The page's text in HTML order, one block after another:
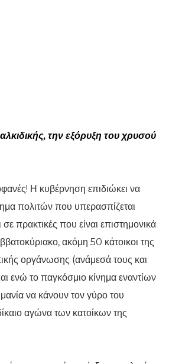
την εξόρυξη του χρυσού
Η κυβέρνηση επιδιώκει να
πολιτών που υπερασπίζεται
πρακτικές που είναι επιστημονικά
ακόμη 50 κάτοικοι της
οργάνωσης (ανάμεσά τους και
ενώ το παγκόσμιο κίνημα εναντίων
να κάνουν τον γύρο του
αγώνα των κατοίκων της